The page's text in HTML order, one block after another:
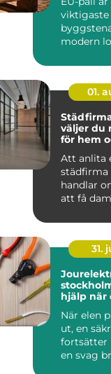
viktigaste
modern
lastpall
01.
Städfirma
väljer du
för hem
Att anlita
städfirma
handlar
att få
det mer
31.
stockholm
hjälp när
När elen
ut, en
fortsätter
en svag